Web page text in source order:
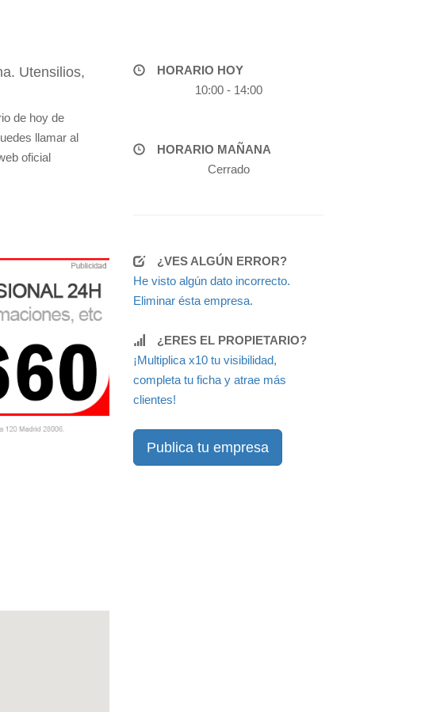
Utensilios,
de hoy de
llamar al
oficial
HORARIO HOY
10:00 - 14:00
HORARIO MAÑANA
Cerrado
¿VES ALGÚN ERROR?
He visto algún dato incorrecto.
Eliminar ésta empresa.
¿ERES EL PROPIETARIO?
¡Multiplica x10 tu visibilidad,
completa tu ficha y atrae más
clientes!
Publica tu empresa